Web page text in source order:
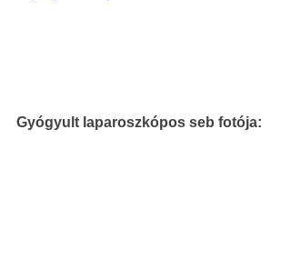
Gyógyult laparoszkópos seb fotója: